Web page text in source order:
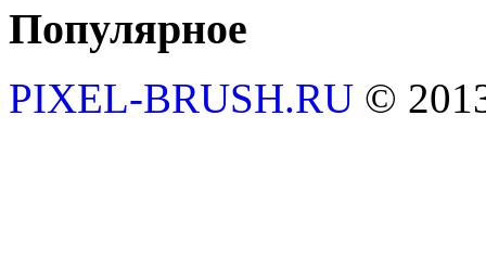
Популярное
PIXEL-BRUSH.RU ©